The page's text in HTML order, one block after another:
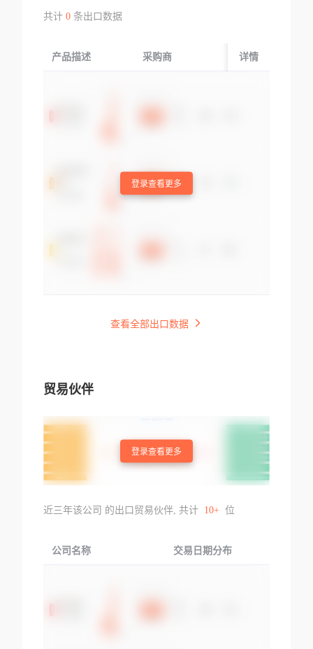
共计 0条出口数据
产品描述 采购商 起运国/地区
详情
登录查看更多
查看全部出口数据
贸易伙伴
登录查看更多
近三年该公司 的出口贸易伙伴, 共计 10+ 位
公司名称 交易日期分布